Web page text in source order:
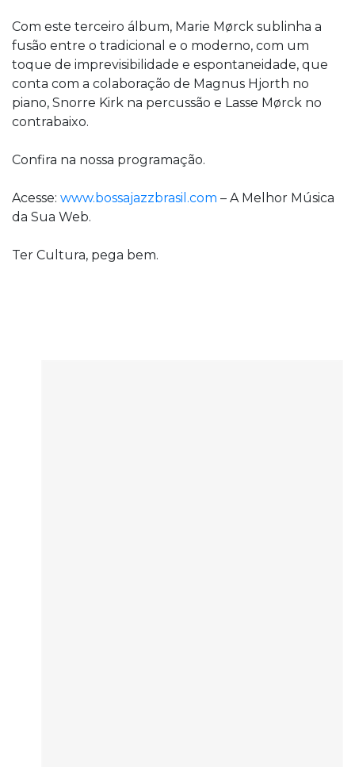
Com este terceiro álbum, Marie Mørck sublinha a
fusão entre o tradicional e o moderno, com um
toque de imprevisibilidade e espontaneidade, que
conta com a colaboração de Magnus Hjorth no
piano, Snorre Kirk na percussão e Lasse Mørck no
contrabaixo.
Confira na nossa programação.
Acesse: www.bossajazzbrasil.com – A Melhor Música
da Sua Web.
Ter Cultura, pega bem.